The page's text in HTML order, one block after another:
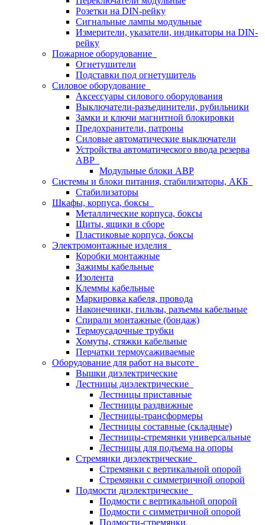
Розетки на DIN-рейку
Сигнальные лампы модульные
Измерители, указатели, индикаторы на DIN-
рейку
Пожарное оборудование
Огнетушители
Подставки под огнетушитель
Силовое оборудование
Аксессуары силового оборудования
Выключатели-разъединители, рубильники
Замки и ключи магнитной блокировки
Предохранители, патроны
Силовые автоматические выключатели
Устройства автоматического ввода резерва
АВР
Модульные блоки АВР
Системы и блоки питания, стабилизаторы, АКБ
Стабилизаторы
Шкафы, корпуса, боксы
Металлические корпуса, боксы
Щиты, ящики в сборе
Пластиковые корпуса, боксы
Электромонтажные изделия
Коробки монтажные
Зажимы кабельные
Изолента
Клеммы кабельные
Маркировка кабеля, провода
Наконечники, гильзы, разъемы кабельные
Спирали монтажные (бондаж)
Термоусадочные трубки
Хомуты, стяжки кабельные
Перчатки термоусаживаемые
Оборудование для работ на высоте
Вышки диэлектрические
Лестницы диэлектрические
Лестницы приставные
Лестницы раздвижные
Лестницы-трансформеры
Лестницы составные (складные)
Лестницы-стремянки универсальные
Лестницы для подъема на опоры
Стремянки диэлектрические
Стремянки с вертикальной опорой
Стремянки с симметричной опорой
Подмости диэлектрические
Подмости с вертикальной опорой
Подмости с симметричной опорой
Подмости-стремянки